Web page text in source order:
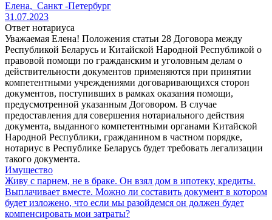
Елена, Санкт -Петербург
31.07.2023
Ответ нотариуса
Уважаемая Елена! Положения статьи 28 Договора между
Республикой Беларусь и Китайской Народной Республикой о
правовой помощи по гражданским и уголовным делам о
действительности документов применяются при принятии
компетентными учреждениями договаривающихся сторон
документов, поступивших в рамках оказания помощи,
предусмотренной указанным Договором. В случае
предоставления для совершения нотариального действия
документа, выданного компетентными органами Китайской
Народной Республики, гражданином в частном порядке,
нотариус в Республике Беларусь будет требовать легализации
такого документа.
Имущество
Живу с парнем, не в браке. Он взял дом в ипотеку, кредиты.
Выплачивает вместе. Можно ли составить документ в котором
будет изложено, что если мы разойдемся он должен будет
компенсировать мои затраты?